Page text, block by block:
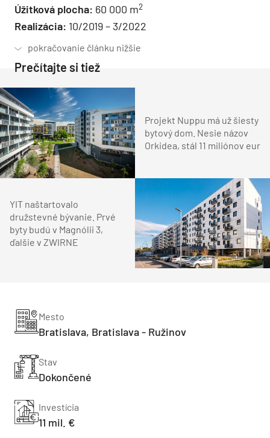
Úžitková plocha: 60 000 m2
Realizácia: 10/2019 – 3/2022
Prečítajte si tiež
Projekt Nuppu má už šiesty
bytový dom. Nesie názov
Orkidea, stál 11 miliónov eur
YIT naštartovalo
družstevné bývanie. Prvé
byty budú v Magnólii 3,
ďalšie v ZWIRNE
Mesto
Bratislava, Bratislava - Ružinov
Stav
Dokončené
Investícia
11 mil. €